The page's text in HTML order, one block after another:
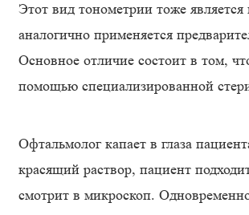
Этот вид тонометрии тоже
аналогично применяется
Основное отличие состоит в том,
помощью специализированной
Офтальмолог капает в глаза
красящий раствор, пациент
смотрит в микроскоп.